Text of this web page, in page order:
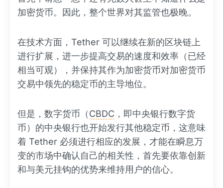
加密货币。因此，整个世界对其监管也极晚。
在技术方面，Tether 可以继续在新的区块链上
进行扩展，进一步提高交易的速度和效率（已经
相当可观），并保持其作为加密货币对加密货币
交易中领先的稳定币的主导地位。
但是，数字货币（CBDC ，即中央银行数字货
币）的中央银行也开始发行其他稳定币，这意味
着 Tether 必须进行相应的发展，才能在瞬息万
变的市场中确认自己的相关性，首先要依靠创新
和与美元挂钩的优势来维持用户的信心。